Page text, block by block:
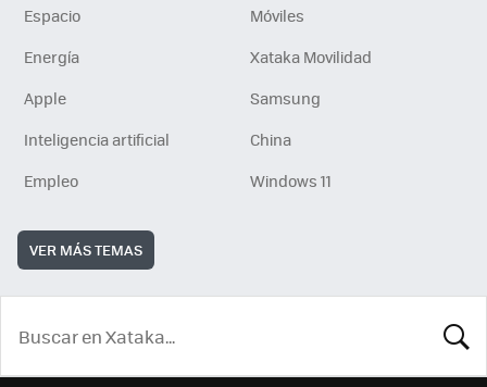
Espacio
Móviles
Energía
Xataka Movilidad
Apple
Samsung
Inteligencia artificial
China
Empleo
Windows 11
VER MÁS TEMAS